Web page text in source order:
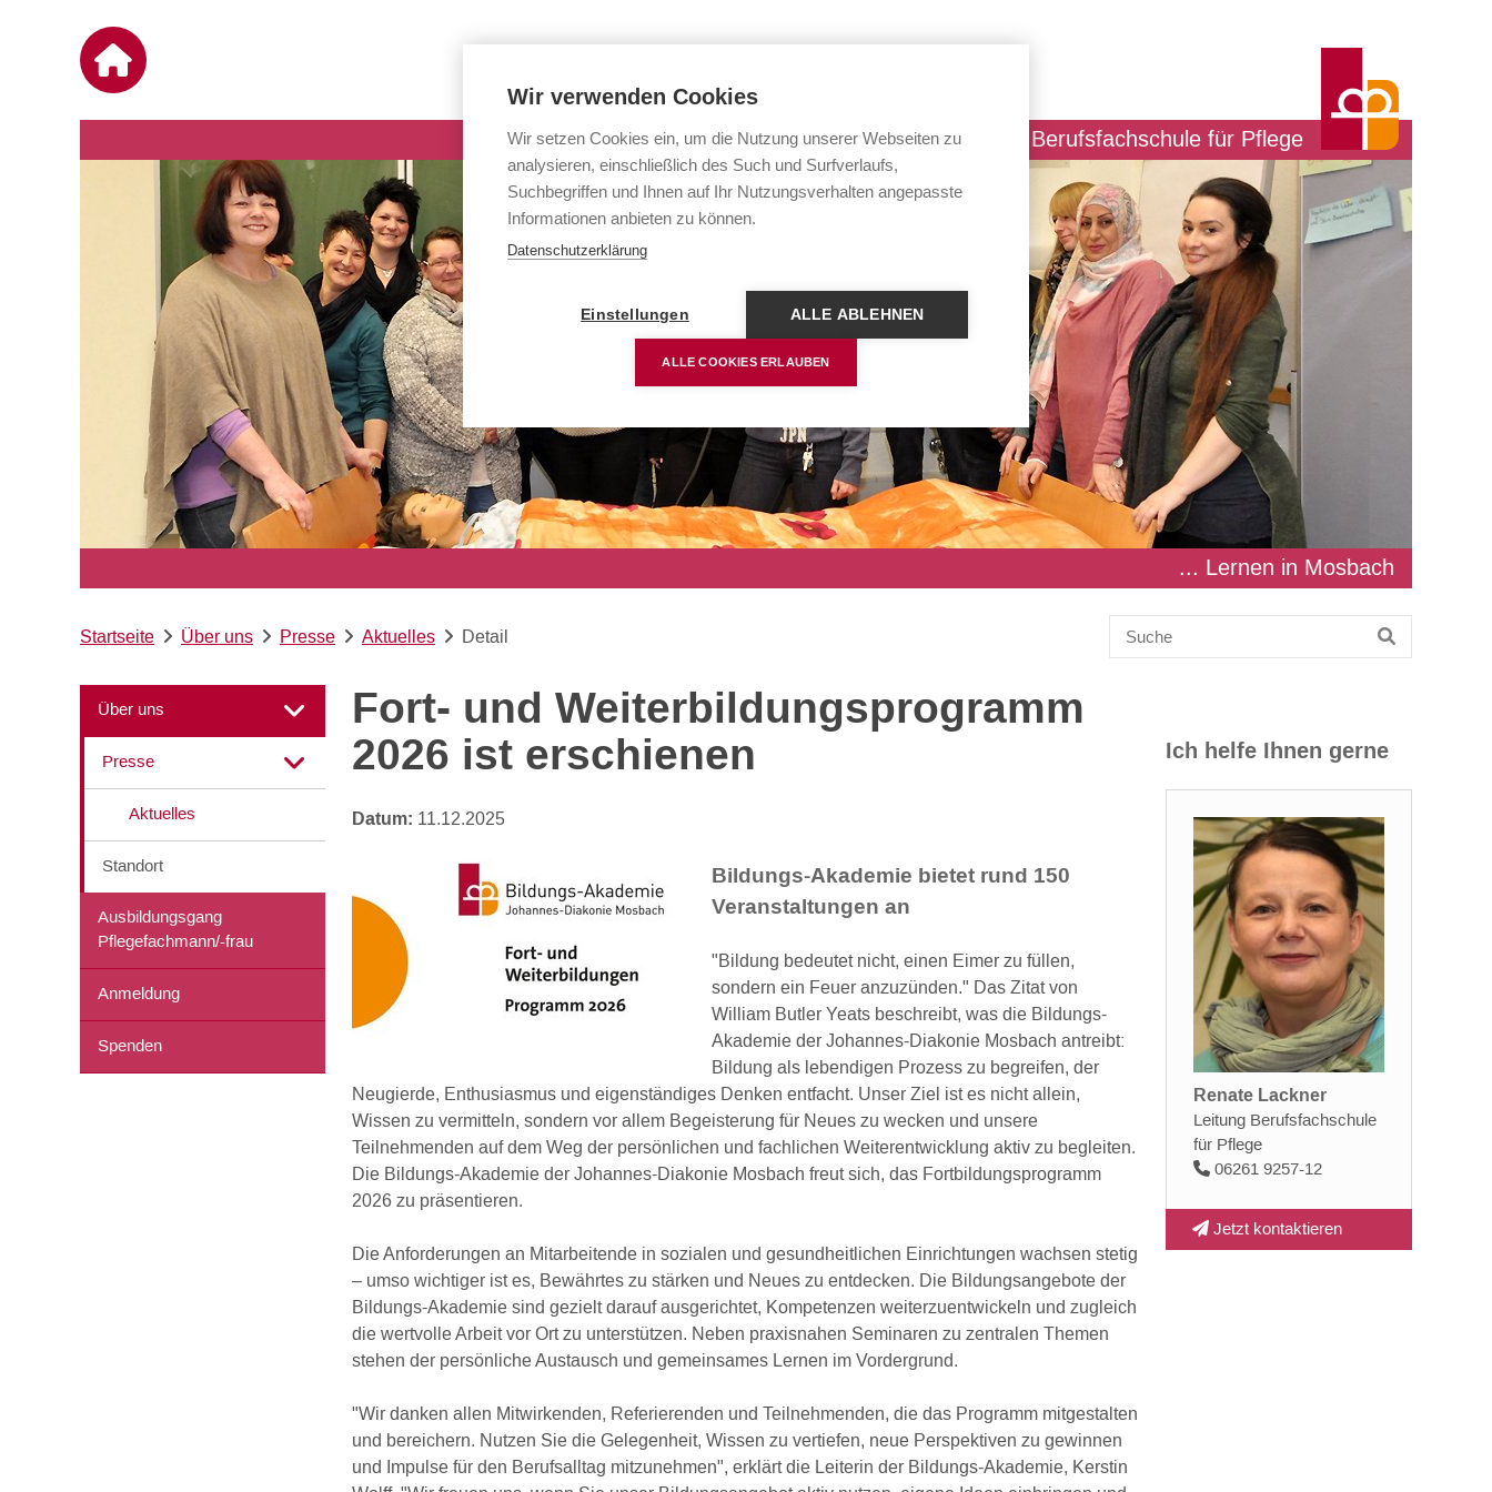
Berufsfachschule für Pflege
... Lernen in Mosbach
Startseite Über uns Presse Aktuelles Detail
Über uns
Presse
Aktuelles
Standort
Ausbildungsgang
Pflegefachmann/-frau
Anmeldung
Spenden
Fort- und Weiterbildungsprogramm
2026 ist erschienen
Datum: 11.12.2025
Bildungs-Akademie bietet rund 150
Veranstaltungen an
"Bildung bedeutet nicht, einen Eimer zu füllen,
sondern ein Feuer anzuzünden." Das Zitat von
William Butler Yeats beschreibt, was die Bildungs-
Akademie der Johannes-Diakonie Mosbach antreibt:
Bildung als lebendigen Prozess zu begreifen, der
Neugierde, Enthusiasmus und eigenständiges Denken entfacht. Unser Ziel ist es nicht allein,
Wissen zu vermitteln, sondern vor allem Begeisterung für Neues zu wecken und unsere
Teilnehmenden auf dem Weg der persönlichen und fachlichen Weiterentwicklung aktiv zu begleiten.
Die Bildungs-Akademie der Johannes-Diakonie Mosbach freut sich, das Fortbildungsprogramm
2026 zu präsentieren.
Die Anforderungen an Mitarbeitende in sozialen und gesundheitlichen Einrichtungen wachsen stetig
– umso wichtiger ist es, Bewährtes zu stärken und Neues zu entdecken. Die Bildungsangebote der
Bildungs-Akademie sind gezielt darauf ausgerichtet, Kompetenzen weiterzuentwickeln und zugleich
die wertvolle Arbeit vor Ort zu unterstützen. Neben praxisnahen Seminaren zu zentralen Themen
stehen der persönliche Austausch und gemeinsames Lernen im Vordergrund.
"Wir danken allen Mitwirkenden, Referierenden und Teilnehmenden, die das Programm mitgestalten
und bereichern. Nutzen Sie die Gelegenheit, Wissen zu vertiefen, neue Perspektiven zu gewinnen
und Impulse für den Berufsalltag mitzunehmen", erklärt die Leiterin der Bildungs-Akademie, Kerstin
Ich helfe Ihnen gerne
Renate Lackner
Leitung Berufsfachschule
für Pflege
06261 9257-12
Jetzt kontaktieren
Wir verwenden Cookies
Wir setzen Cookies ein, um die Nutzung unserer Webseiten zu
analysieren, einschließlich des Such und Surfverlaufs,
Suchbegriffen und Ihnen auf Ihr Nutzungsverhalten angepasste
Informationen anbieten zu können.
Datenschutzerklärung
Einstellungen ALLE ABLEHNEN
ALLE COOKIES ERLAUBEN